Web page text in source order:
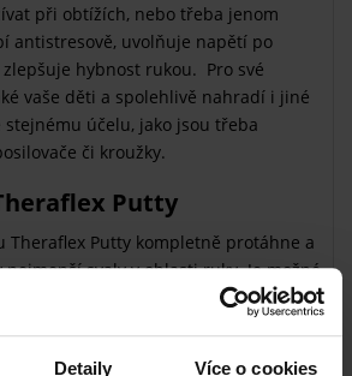
Detaily Více o cookies
při obtížích, nebo třeba jenom
antistresově, uvolňuje napětí po
hybnost rukou. Pro své
vaše děti a spolehlivě nahradí i jiné
stejnému účelu, jako jsou třeba
či kroužky.
Putty
Theraflex Putty kompletně protáhne a
svaly v oblasti ruky. Je možné
nebo pouze relaxovat při